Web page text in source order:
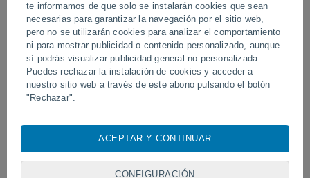
te informamos de que solo se instalarán cookies que sean
necesarias para garantizar la navegación por el sitio web,
pero no se utilizarán cookies para analizar el comportamiento
ni para mostrar publicidad o contenido personalizado, aunque
sí podrás visualizar publicidad general no personalizada.
Puedes rechazar la instalación de cookies y acceder a
nuestro sitio web a través de este abono pulsando el botón
"Rechazar".
cookies, identificadores únicos o tecnologías similares para
visita en este sitio web, las direcciones IP y los
identificadores de cookies. Es posible que algunos
ACEPTAR Y CONTINUAR
CONFIGURACIÓN
Un enorme diablo de polvo fue
avistado en Zapponeta, Italia
Tornados y lluvias
Pelotas, Brasil.
Síguenos